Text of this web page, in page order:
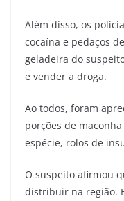
Além disso, os
cocaína e pedaços
geladeira do
e vender a droga.
Ao todos, foram
porções de
espécie, rolos de
O suspeito afirmou
distribuir na região.